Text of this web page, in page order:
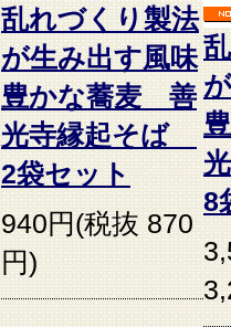
乱れづくり製法
が生み出す風味
豊かな蕎麦 善
光寺縁起そば
2袋セット
940円(税抜 870
円)
8